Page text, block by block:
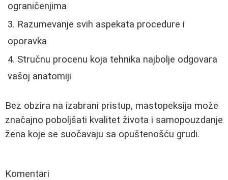
ograničenjima
Razumevanje svih aspekata procedure i
oporavka
Stručnu procenu koja tehnika najbolje odgovara
vašoj anatomiji
Bez obzira na izabrani pristup, mastopeksija može
značajno poboljšati kvalitet života i samopouzdanje
žena koje se suočavaju sa opuštenošću grudi.
Komentari